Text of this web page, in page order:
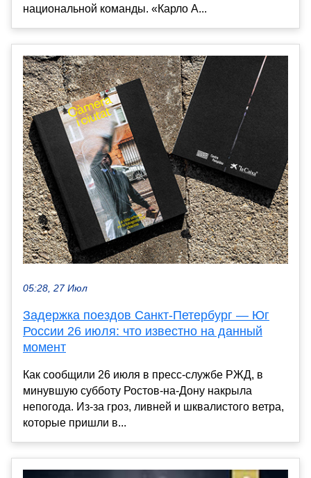
национальной команды. «Карло А...
05:28, 27 Июл
Задержка поездов Санкт-Петербург — Юг
России 26 июля: что известно на данный
момент
Как сообщили 26 июля в пресс-службе РЖД, в
минувшую субботу Ростов-на-Дону накрыла
непогода. Из-за гроз, ливней и шквалистого ветра,
которые пришли в...